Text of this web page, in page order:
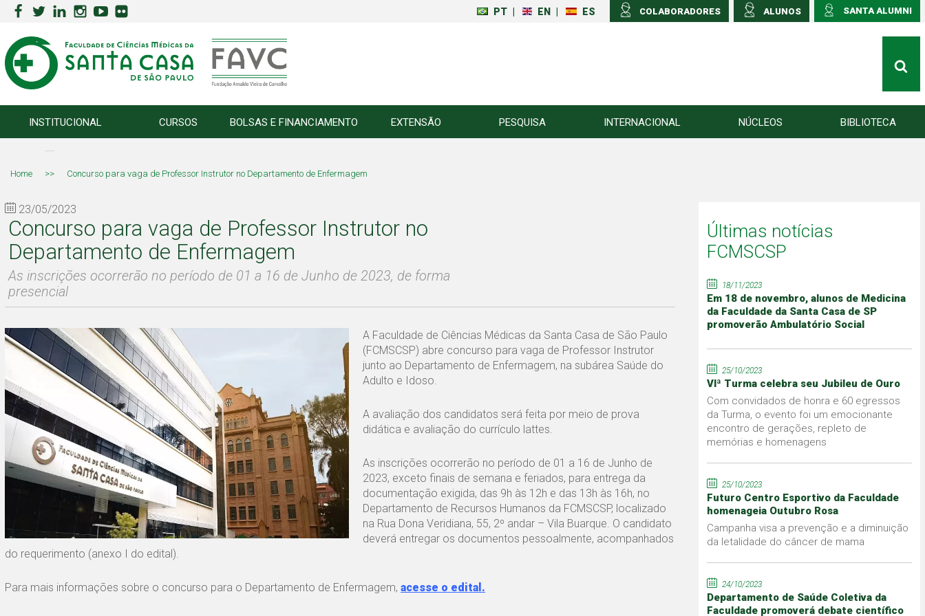
SANTA ALUMNI
ALUNOS
COLABORADORES
PT EN ES
INSTITUCIONAL CURSOS BOLSAS E FINANCIAMENTO EXTENSÃO PESQUISA INTERNACIONAL NÚCLEOS BIBLIOTECA
Home >> Concurso para vaga de Professor Instrutor no Departamento de Enfermagem
23/05/2023
Concurso para vaga de Professor Instrutor no
Departamento de Enfermagem
As inscrições ocorrerão no período de 01 a 16 de Junho de 2023, de forma
presencial
A Faculdade de Ciências Médicas da Santa Casa de São Paulo
(FCMSCSP) abre concurso para vaga de Professor Instrutor
junto ao Departamento de Enfermagem, na subárea Saúde do
Adulto e Idoso.
A avaliação dos candidatos será feita por meio de prova
didática e avaliação do currículo lattes.
As inscrições ocorrerão no período de 01 a 16 de Junho de
2023, exceto finais de semana e feriados, para entrega da
documentação exigida, das 9h às 12h e das 13h às 16h, no
Departamento de Recursos Humanos da FCMSCSP, localizado
na Rua Dona Veridiana, 55, 2º andar – Vila Buarque. O candidato
deverá entregar os documentos pessoalmente, acompanhados
do requerimento (anexo I do edital).
Para mais informações sobre o concurso para o Departamento de Enfermagem, acesse o edital.
Últimas notícias
FCMSCSP
18/11/2023
Em 18 de novembro, alunos de Medicina
da Faculdade da Santa Casa de SP
promoverão Ambulatório Social
25/10/2023
VIª Turma celebra seu Jubileu de Ouro
Com convidados de honra e 60 egressos
da Turma, o evento foi um emocionante
encontro de gerações, repleto de
memórias e homenagens
25/10/2023
Futuro Centro Esportivo da Faculdade
homenageia Outubro Rosa
Campanha visa a prevenção e a diminuição
da letalidade do câncer de mama
24/10/2023
Departamento de Saúde Coletiva da
Faculdade promoverá debate científico